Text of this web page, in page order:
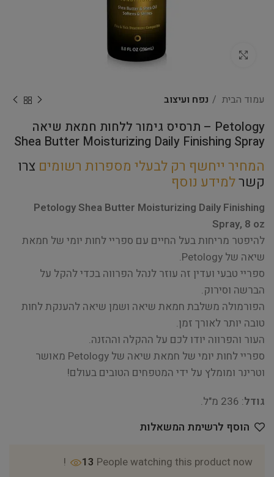
עמוד הבית נפח ועיצוב
Petology – תרסיס גימור ללחות חמאת שיאה
Shea Butter Moisturizing Daily Finishing Spray
המחיר ייחשף רק לבעלי מספרות רשומים צרו
קשרלמידע נוסף
Petology Shea Butter Moisturizing Daily Finishing
Spray, 8 oz
להיפטר מריחות בעל החיים עם ספריי לחות יומי של חמאת
שיאה של Petology.
ספריי טבעי ועדין זה עוזר לנהל הפרווה בכדי להקל על
הברשה וסירוק.
הפורמולה משלבת חמאת שיאה ושמן שיאה להענקת לחות
טובה יותר לאורך זמן.
העור והפרווה יודו לכם על ההקלה וההזנה.
ספריי לחות יומי של חמאת שיאה של Petology מאושר
וטרינר ומומלץ על ידי המטפחים הטובים בעולם!
גודל: 236 מ"ל.
הוסף לרשימת המשאלות
13 People watching this product now!